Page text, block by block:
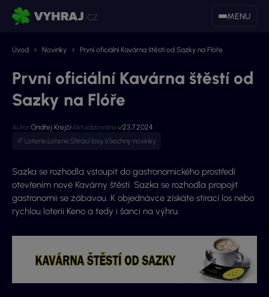
MENU
Úvod Novinky První oficiální Kavárna štěstí od Sazky na Flóře
První oficiální Kavárna štěstí od
Sazky na Flóře
Autor:Ondřej Krejčí Aktualizováno:
23.7.2024
Loterie,Loterie,Stírací losy,Všechny novinky
Sazka se rozhodla vstoupit do gastronomického prostředí
otevřením nové Kavárny štěstí. Sazka se rozhodla propojit
gastronomii se zábavou. K objednávce získáte stírací los nebo
rychlou loterii Keno a tedy i šanci na výhru.